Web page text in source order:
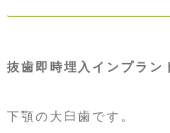
抜歯即時埋入インプラン
下顎の大臼歯です。